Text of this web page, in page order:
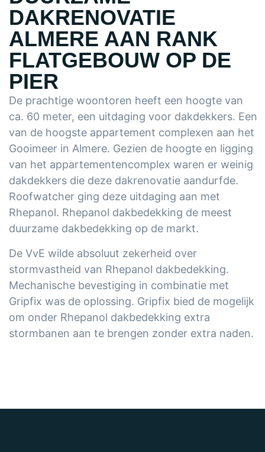
DAKRENOVATIE
ALMERE AAN RANK
FLATGEBOUW OP DE
PIER
De prachtige woontoren heeft een hoogte van
ca. 60 meter, een uitdaging voor dakdekkers. Een
van de hoogste appartement complexen aan het
Gooimeer in Almere. Gezien de hoogte en ligging
van het appartementencomplex waren er weinig
dakdekkers die deze dakrenovatie aandurfde.
Roofwatcher ging deze uitdaging aan met
Rhepanol. Rhepanol dakbedekking de meest
duurzame dakbedekking op de markt.
De VvE wilde absoluut zekerheid over
stormvastheid van Rhepanol dakbedekking.
Mechanische bevestiging in combinatie met
Gripfix was de oplossing. Gripfix bied de mogelijk
om onder Rhepanol dakbedekking extra
stormbanen aan te brengen zonder extra naden.